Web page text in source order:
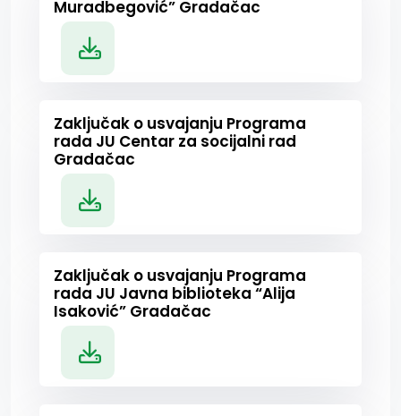
Muradbegović” Gradačac
Zaključak o usvajanju Programa
rada JU Centar za socijalni rad
Gradačac
Zaključak o usvajanju Programa
rada JU Javna biblioteka “Alija
Isaković” Gradačac